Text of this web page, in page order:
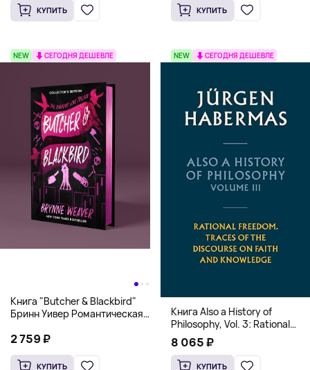
КУПИТЬ КУПИТЬ
NEW СЕГОДНЯ ДЕШЕВЛЕ
Книга "Butcher & Blackbird"
Бринн Уивер Романтическая
(18+)
2 759 ₽
КУПИТЬ
NEW СЕГОДНЯ ДЕШЕВЛЕ
Книга Also a History of
Philosophy, Vol. 3: Rational
Freedom. Traces of the
Discourse on Faith and
Knowledge (Твердый
8 065 ₽
КУПИТЬ